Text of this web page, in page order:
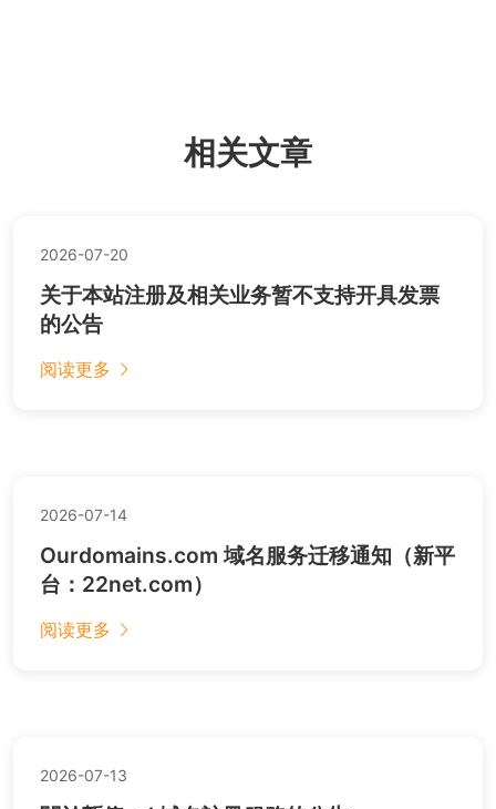
相关文章
2026-07-20
关于本站注册及相关业务暂不支持开具发票
的公告
阅读更多
2026-07-14
Ourdomains.com 域名服务迁移通知（新平
台：22net.com）
阅读更多
2026-07-13